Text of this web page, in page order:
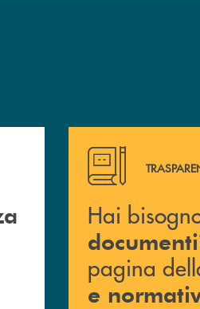
Hai bisogno di
Hai
documenti
pagina
e